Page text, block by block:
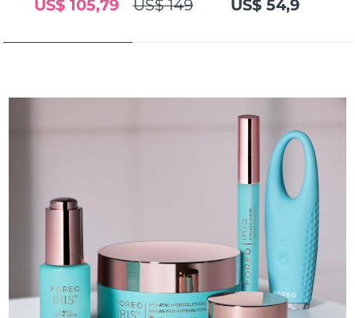
US$ 149
US$ 105,79 US$ 54,9